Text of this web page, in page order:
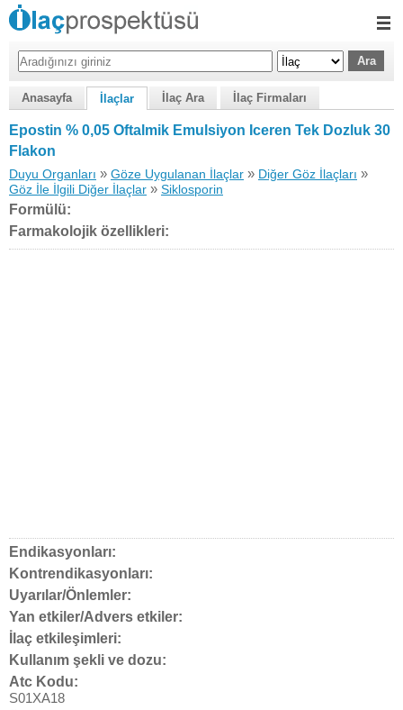
Anasayfa İlaçlar İlaç Ara İlaç Firmaları
Epostin % 0,05 Oftalmik Emulsiyon Iceren Tek Dozluk 30
Flakon
Duyu Organları » Göze Uygulanan İlaçlar » Diğer Göz İlaçları »
Göz İle İlgili Diğer İlaçlar » Siklosporin
Formülü:
Farmakolojik özellikleri:
Endikasyonları:
Kontrendikasyonları:
Uyarılar/Önlemler:
Yan etkiler/Advers etkiler:
İlaç etkileşimleri:
Kullanım şekli ve dozu:
Atc Kodu:
S01XA18